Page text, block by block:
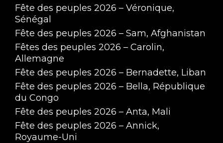
Interview d'Hadja Idrissa Bah par les enfants
du complexe scolaire Saint Jean Foch
Mar 21, 2025 • 44:21
Fête des peuples 2026 – Véronique,
Sénégal
Fête des peuples 2026 – Sam, Afghanistan
Fêtes des peuples 2026 – Carolin,
Allemagne
Fête des peuples 2026 – Bernadette, Liban
Fête des peuples 2026 – Bella, République
du Congo
Fête des peuples 2026 – Anta, Mali
Fête des peuples 2026 – Annick,
Royaume-Uni